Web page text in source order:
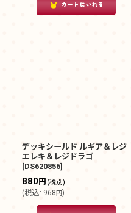
デッキシールド ルギア＆レジ
エレキ＆レジドラゴ
[DS620856]
880円 (税別)
(税込: 968円)